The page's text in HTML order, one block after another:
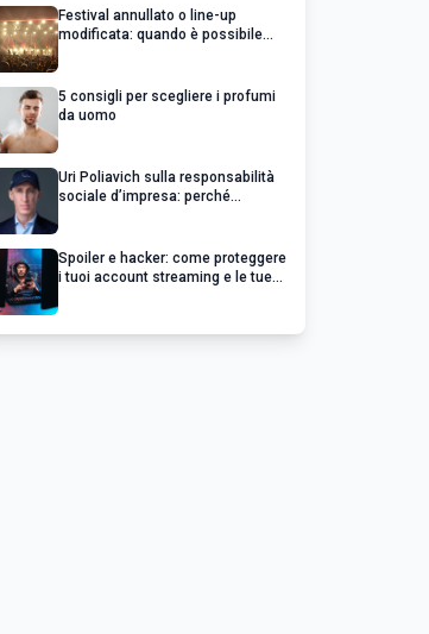
Festival annullato o line-up
modificata: quando è possibile
5 consigli per scegliere i profumi
da uomo
Uri Poliavich sulla responsabilità
sociale d’impresa: perché
Spoiler e hacker: come proteggere
i tuoi account streaming e le tue